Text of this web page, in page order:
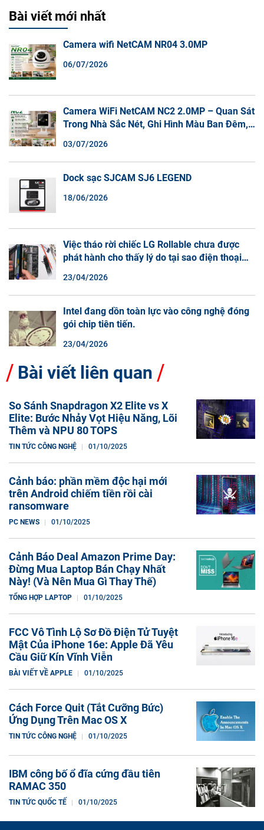
Bài viết mới nhất
Camera wifi NetCAM NR04 3.0MP
06/07/2026
Camera WiFi NetCAM NC2 2.0MP – Quan Sát
Trong Nhà Sắc Nét, Ghi Hình Màu Ban Đêm,
03/07/2026
Dock sạc SJCAM SJ6 LEGEND
18/06/2026
Việc tháo rời chiếc LG Rollable chưa được
phát hành cho thấy lý do tại sao điện thoại
23/04/2026
Intel đang dồn toàn lực vào công nghệ đóng
gói chip tiên tiến.
23/04/2026
Bài viết liên quan
So Sánh Snapdragon X2 Elite vs X
Elite: Bước Nhảy Vọt Hiệu Năng, Lõi
Thêm và NPU 80 TOPS
TIN TỨC CÔNG NGHỆ 01/10/2025
Cảnh báo: phần mềm độc hại mới
trên Android chiếm tiền rồi cài
ransomware
PC NEWS 01/10/2025
Cảnh Báo Deal Amazon Prime Day:
Đừng Mua Laptop Bán Chạy Nhất
Này! (Và Nên Mua Gì Thay Thế)
TỔNG HỢP LAPTOP 01/10/2025
FCC Vô Tình Lộ Sơ Đồ Điện Tử Tuyệt
Mật Của iPhone 16e: Apple Đã Yêu
Cầu Giữ Kín Vĩnh Viễn
BÀI VIẾT VỀ APPLE 01/10/2025
Cách Force Quit (Tắt Cưỡng Bức)
Ứng Dụng Trên Mac OS X
TIN TỨC CÔNG NGHỆ 01/10/2025
IBM công bố ổ đĩa cứng đầu tiên
RAMAC 350
TIN TỨC QUỐC TẾ 01/10/2025